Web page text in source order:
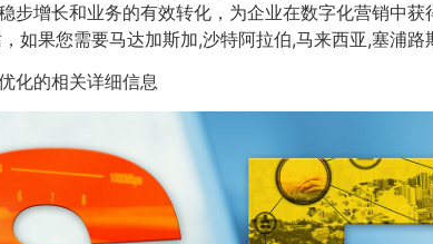
步增长和业务的有效转化，为企业在数字化营销中
如果您需要马达加斯加,沙特阿拉伯,马来西亚,塞浦
化的相关详细信息